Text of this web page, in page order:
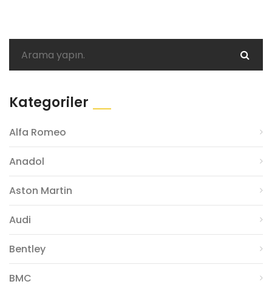
Kategoriler
Alfa Romeo
Anadol
Aston Martin
Audi
Bentley
BMC